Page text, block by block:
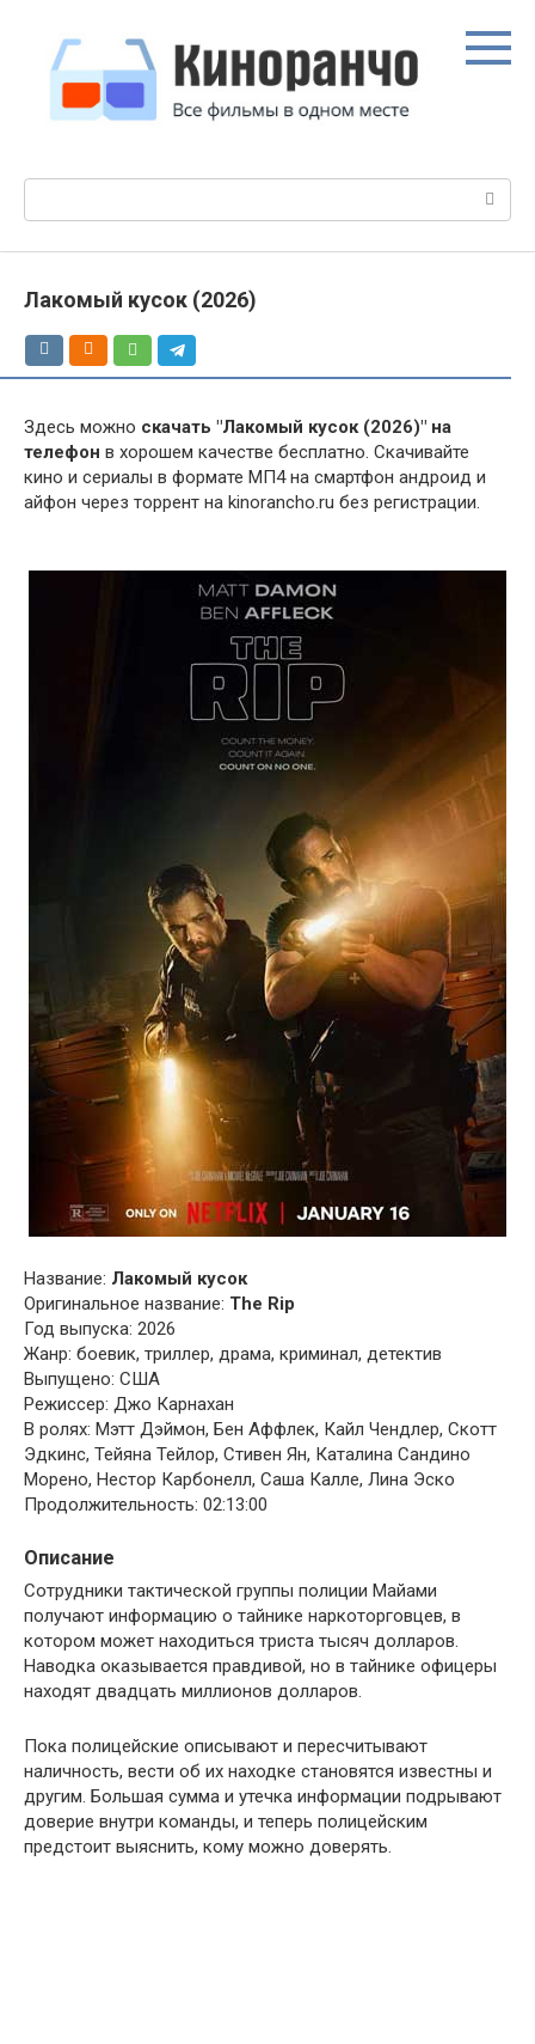
контенту
Лакомый кусок (2026)
Здесь можно скачать "Лакомый кусок (2026)" на
телефон в хорошем качестве бесплатно. Скачивайте
кино и сериалы в формате МП4 на смартфон андроид и
айфон через торрент на kinorancho.ru без регистрации.
Название: Лакомый кусок
Оригинальное название: The Rip
Год выпуска: 2026
Жанр: боевик, триллер, драма, криминал, детектив
Выпущено: США
Режиссер: Джо Карнахан
В ролях: Мэтт Дэймон, Бен Аффлек, Кайл Чендлер, Скотт
Эдкинс, Тейяна Тейлор, Стивен Ян, Каталина Сандино
Морено, Нестор Карбонелл, Саша Калле, Лина Эско
Продолжительность: 02:13:00
Описание
Сотрудники тактической группы полиции Майами
получают информацию о тайнике наркоторговцев, в
котором может находиться триста тысяч долларов.
Наводка оказывается правдивой, но в тайнике офицеры
находят двадцать миллионов долларов.
Пока полицейские описывают и пересчитывают
наличность, вести об их находке становятся известны и
другим. Большая сумма и утечка информации подрывают
доверие внутри команды, и теперь полицейским
предстоит выяснить, кому можно доверять.